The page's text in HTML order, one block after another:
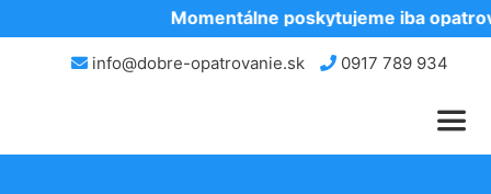
Momentálne poskytujeme iba
info@dobre-opatrovanie.sk 0917 789 934